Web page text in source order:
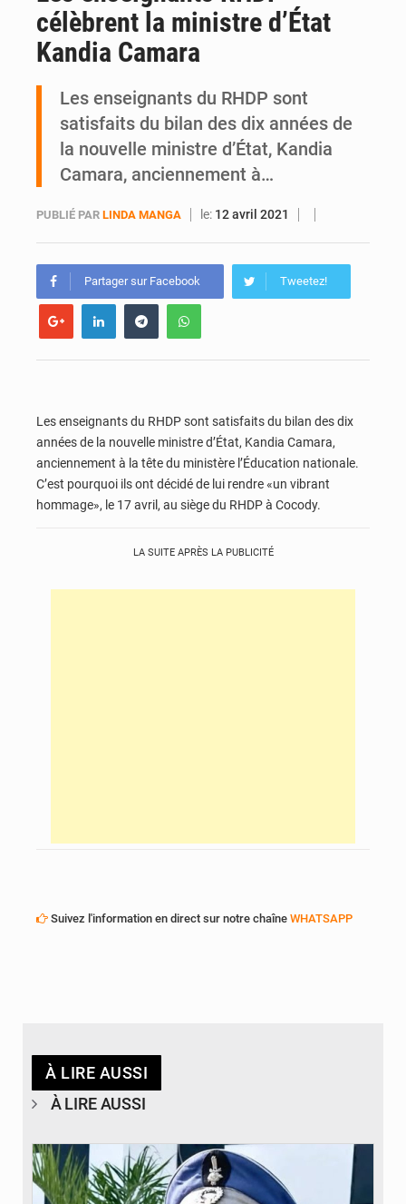
SOTRA / Yopougon : la gare Kouté délocalisée temporairement vers SIDECI pour la fête de l’Indépendance
célèbrent la ministre d’État
Kandia Camara
Les enseignants du RHDP sont
satisfaits du bilan des dix années de
la nouvelle ministre d’État, Kandia
Camara, anciennement à…
PUBLIÉ PAR LINDA MANGA le: 12 avril 2021
Partager sur Facebook Tweetez!
Les enseignants du RHDP sont satisfaits du bilan des dix
années de la nouvelle ministre d’État, Kandia Camara,
anciennement à la tête du ministère l’Éducation nationale.
C’est pourquoi ils ont décidé de lui rendre «un vibrant
hommage», le 17 avril, au siège du RHDP à Cocody.
LA SUITE APRÈS LA PUBLICITÉ
Suivez l'information en direct sur notre chaîne WHATSAPP
À LIRE AUSSI
À LIRE AUSSI